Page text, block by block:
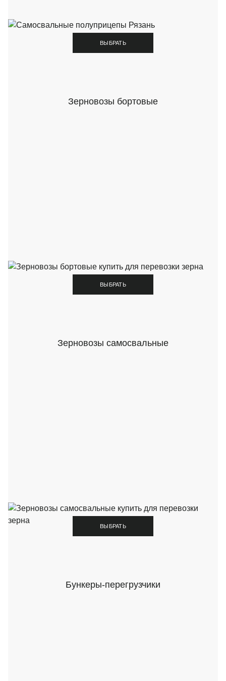
ВЫБРАТЬ
Зерновозы бортовые
ВЫБРАТЬ
Зерновозы самосвальные
ВЫБРАТЬ
Бункеры-перегрузчики